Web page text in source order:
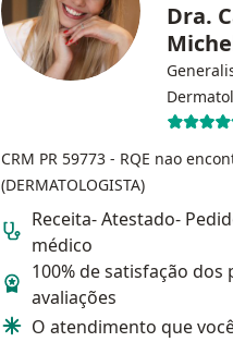
Dra.
CRM PR 59773 - RQE nao
(DERMATOLOGISTA)
Receita- Atestado-
médico
100% de satisfação dos
avaliações
O atendimento que